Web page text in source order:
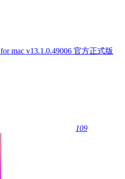
mac v13.1.0.49006 官方正式版
109